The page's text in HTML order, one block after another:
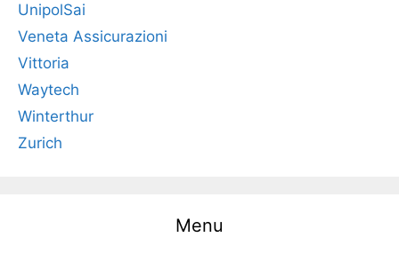
UnipolSai
Veneta Assicurazioni
Vittoria
Waytech
Winterthur
Zurich
Menu